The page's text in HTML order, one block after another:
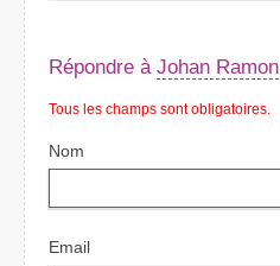
Répondre à Johan Ramon
Tous les champs sont obligatoires.
Nom
Email